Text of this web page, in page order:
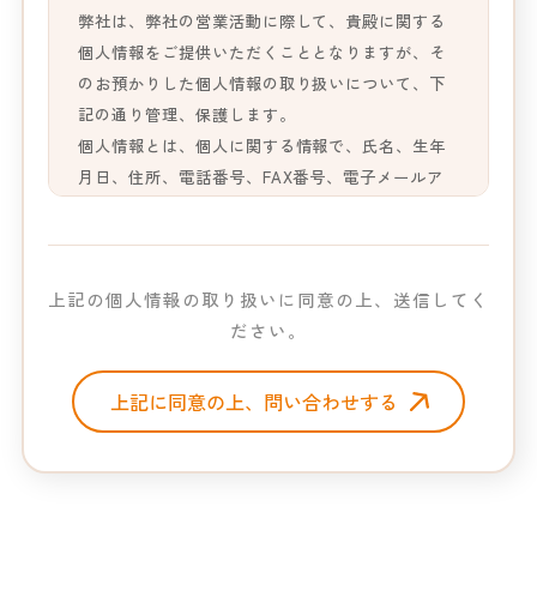
弊社は、弊社の営業活動に際して、貴殿に関する
個人情報をご提供いただくこととなりますが、そ
のお預かりした個人情報の取り扱いについて、下
記の通り管理、保護します。
個人情報とは、個人に関する情報で、氏名、生年
月日、住所、電話番号、FAX番号、電子メールア
（以下個人情報）を指します。
心の注意を払います。ご提供いただいた個人情報
の利用目的は下記の通りとします。尚、下記の目
をする場合がございます。ご了承下さい。
当社サービスご案内のため
ため
上記の個人情報の取り扱いに同意の上、送信してく
ださい。